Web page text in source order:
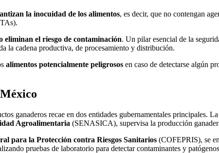
la inocuidad de los alimentos, es decir, que no contengan
eliminan el riesgo de contaminación. Un pilar esencial de la
la cadena productiva, de procesamiento y distribución.
alimentos potencialmente peligrosos en caso de detectarse algún
ganaderos recae en dos entidades gubernamentales principales.
Agroalimentaria (SENASICA), supervisa la producción
para la Protección contra Riesgos Sanitarios (COFEPRIS), se
pruebas de laboratorio para detectar contaminantes y